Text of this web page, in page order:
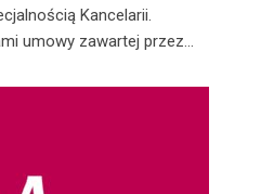
Kancelarii.
umowy zawartej przez…